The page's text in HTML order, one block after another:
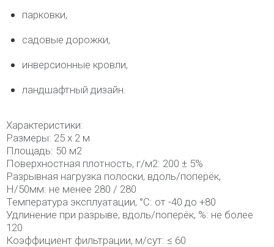
парковки,
садовые дорожки,
инверсионные кровли,
ландшафтный дизайн.
Характеристики:
Размеры: 25 х 2 м
Площадь: 50 м2
Поверхностная плотность, г/м2: 200 ± 5%
Разрывная нагрузка полоски, вдоль/поперёк,
H/50мм: не менее 280 / 280
Температура эксплуатации, °С: от -40 до +80
Удлинение при разрыве, вдоль/поперёк, %: не более
120
Коэффициент фильтрации, м/сут: ≤ 60